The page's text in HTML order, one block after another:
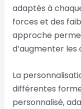
adaptés à
forces et des
approche
d’augmenter les
La
différentes
personnalisé,